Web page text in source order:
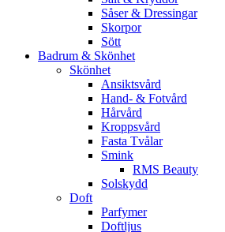
Såser & Dressingar
Skorpor
Sött
Badrum & Skönhet
Skönhet
Ansiktsvård
Hand- & Fotvård
Hårvård
Kroppsvård
Fasta Tvålar
Smink
RMS Beauty
Solskydd
Doft
Parfymer
Doftljus